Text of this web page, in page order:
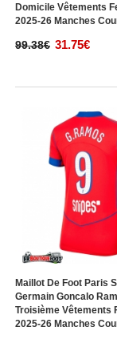
Domicile Vêtements
2025-26 Manches
99.38€ 31.75€
Maillot De Foot Paris
Germain Goncalo
Troisième Vêtements
2025-26 Manches